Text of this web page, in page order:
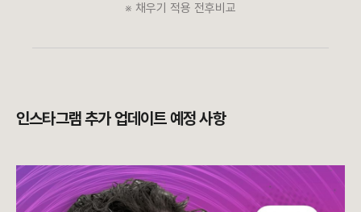
※ 채우기 적용 전후비교
인스타그램 추가 업데이트 예정 사항